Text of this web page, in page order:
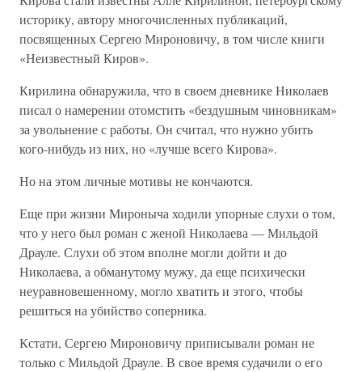
историку, автору многочисленных публикаций,
посвященных Сергею Мироновичу, в том числе книги
«Неизвестный Киров».
Кирилина обнаружила, что в своем дневнике Николаев
писал о намерении отомстить «бездушным чиновникам»
за увольнение с работы. Он считал, что нужно убить
кого-нибудь из них, но «лучше всего Кирова».
Но на этом личные мотивы не кончаются.
Еще при жизни Мироныча ходили упорные слухи о том,
что у него был роман с женой Николаева — Мильдой
Драуле. Слухи об этом вполне могли дойти и до
Николаева, а обманутому мужу, да еще психически
неуравновешенному, могло хватить и этого, чтобы
решиться на убийство соперника.
Кстати, Сергею Мироновичу приписывали роман не
только с Мильдой Драуле. В свое время судачили о его